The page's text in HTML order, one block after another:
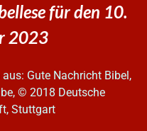
für den 10.
2023
Gute Nachricht Bibel,
© 2018 Deutsche
Stuttgart